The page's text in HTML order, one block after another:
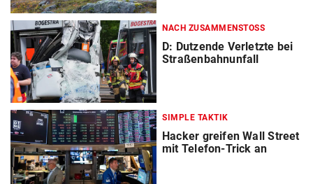
NACH ZUSAMMENSTOSS
D: Dutzende Verletzte bei
Straßenbahnunfall
SIMPLE TAKTIK
Hacker greifen Wall Street
mit Telefon-Trick an